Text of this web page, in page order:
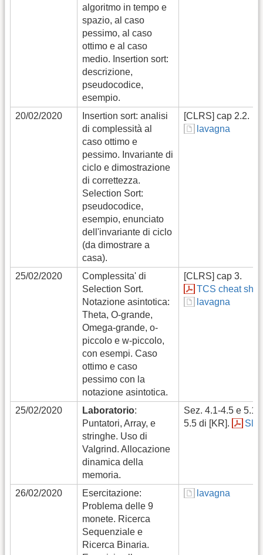
algoritmo in tempo e
spazio, al caso
pessimo, al caso
ottimo e al caso
medio. Insertion sort:
descrizione,
pseudocodice,
esempio.
20/02/2020
Insertion sort: analisi
di complessità al
caso ottimo e
pessimo. Invariante di
ciclo e dimostrazione
di correttezza.
Selection Sort:
pseudocodice,
esempio, enunciato
dell'invariante di ciclo
(da dimostrare a
casa).
[CLRS] cap 2.2.
lavagna
25/02/2020
Complessita' di
Selection Sort.
Notazione asintotica:
Theta, O-grande,
Omega-grande, o-
piccolo e w-piccolo,
con esempi. Caso
ottimo e caso
pessimo con la
notazione asintotica.
[CLRS] cap 3.
TCS cheat
lavagna
25/02/2020 Laboratorio:
Puntatori, Array, e
stringhe. Uso di
Valgrind. Allocazione
dinamica della
memoria.
Sez. 4.1-4.5 e 5.1-
5.5 di [KR].
26/02/2020
Esercitazione:
Problema delle 9
monete. Ricerca
Sequenziale e
Ricerca Binaria.
lavagna